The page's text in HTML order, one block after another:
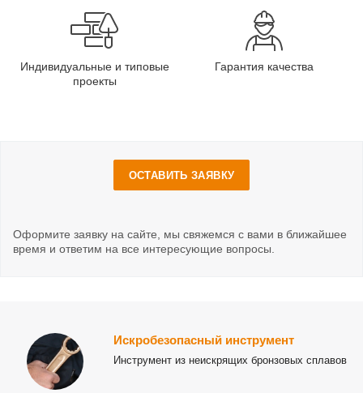
Индивидуальные и типовые
проекты
Гарантия качества
ОСТАВИТЬ ЗАЯВКУ
Оформите заявку на сайте, мы свяжемся с вами в ближайшее
время и ответим на все интересующие вопросы.
Искробезопасный инструмент
Инструмент из неискрящих бронзовых сплавов